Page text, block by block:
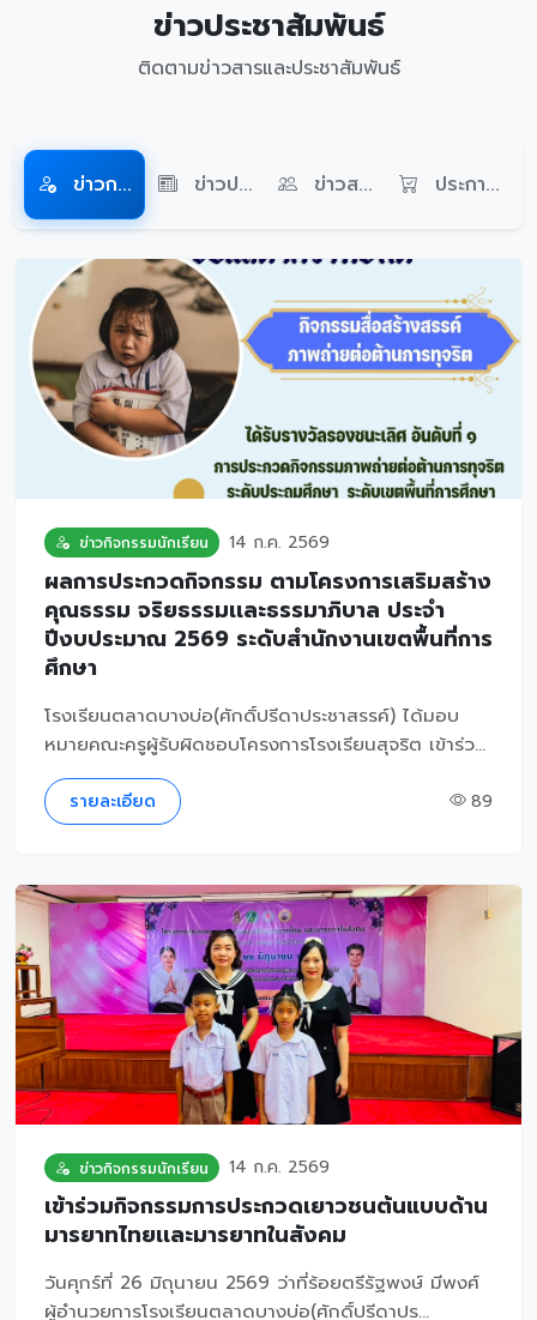
ข่าวประชาสัมพันธ์
ติดตามข่าวสารและประชาสัมพันธ์
ข่าวก... ข่าวป... ข่าวส... ประกา...
ข่าวกิจกรรมนักเรียน 14 ก.ค. 2569
ผลการประกวดกิจกรรม ตามโครงการเสริมสร้าง
คุณธรรม จริยธรรมเเละธรรมาภิบาล ประจำ
ปีงบประมาณ 2569 ระดับสำนักงานเขตพื้นที่การ
ศึกษา
โรงเรียนตลาดบางบ่อ(ศักดิ์ปรีดาประชาสรรค์) ได้มอบ
หมายคณะครูผู้รับผิดชอบโครงการโรงเรียนสุจริต เข้าร่ว...
รายละเอียด 89
ข่าวกิจกรรมนักเรียน 14 ก.ค. 2569
เข้าร่วมกิจกรรมการประกวดเยาวชนต้นแบบด้าน
มารยาทไทยเเละมารยาทในสังคม
วันศุกร์ที่ 26 มิถุนายน 2569 ว่าที่ร้อยตรีรัฐพงษ์ มีพงศ์
ผู้อำนวยการโรงเรียนตลาดบางบ่อ(ศักดิ์ปรีดาปร...